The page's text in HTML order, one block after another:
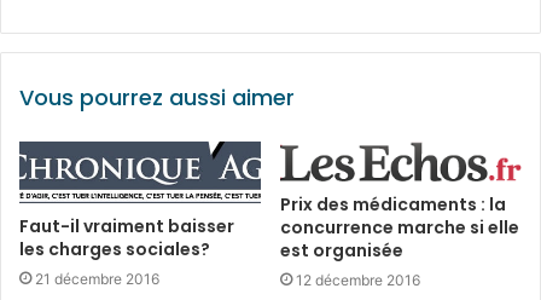
Vous pourrez aussi aimer
Faut-il vraiment baisser
les charges sociales?
21 décembre 2016
Prix des médicaments : la
concurrence marche si elle
est organisée
12 décembre 2016